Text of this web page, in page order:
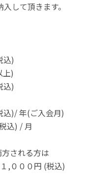
して頂きます。
込)
上)
込)
)/ 年(ご入会月)
込) / 月
方される方は
０００円 (税込)